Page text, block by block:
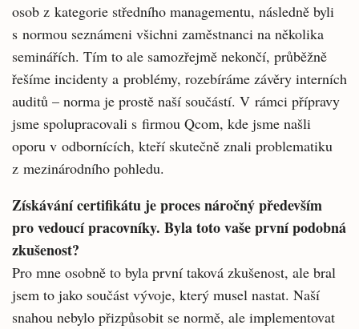
osob z kategorie středního managementu, následně byli
s normou seznámeni všichni zaměstnanci na několika
seminářích. Tím to ale samozřejmě nekončí, průběžně
řešíme incidenty a problémy, rozebíráme závěry interních
auditů – norma je prostě naší součástí. V rámci přípravy
jsme spolupracovali s firmou Qcom, kde jsme našli
oporu v odbornících, kteří skutečně znali problematiku
z mezinárodního pohledu.
Získávání certifikátu je proces náročný především
pro vedoucí pracovníky. Byla toto vaše první podobná
zkušenost?
Pro mne osobně to byla první taková zkušenost, ale bral
jsem to jako součást vývoje, který musel nastat. Naší
snahou nebylo přizpůsobit se normě, ale implementovat